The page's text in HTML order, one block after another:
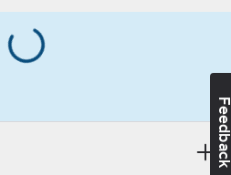
duschstång
kandidatämnen: